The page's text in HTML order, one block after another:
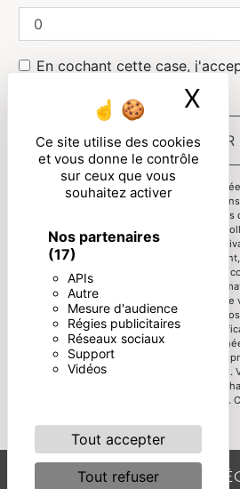
Ce site utilise des cookies
et vous donne le contrôle
sur ceux que vous
souhaitez activer
Nos partenaires
(17)
APIs
Autre
Mesure d'audience
Régies publicitaires
Réseaux sociaux
Support
Vidéos
Tout accepter
Tout refuser
X
En cochant cette case,
particulières ci-dessous **
ENVOYER
** Les données personnelles
de vous contacter et sont enregistrées
Elles sont destinées à et ses sous-traitants
répondre à votre message. Les données
communiquées aux seuls destinataires
droits d’accès, de rectification,
limitation, d’opposition, de retrait de votre
moment et du droit d’introduire une
de contrôle, ainsi que d’organiser le sort
Vous pouvez exercer ces droits par voie
courrier électronique à l'adresse . Un
être demandé. Nous conservons vos
prise de contact puis pendant la durée de
probatoires et de gestion des contentieux.
inscrire sur la liste d'opposition au
.
RECHERCHES